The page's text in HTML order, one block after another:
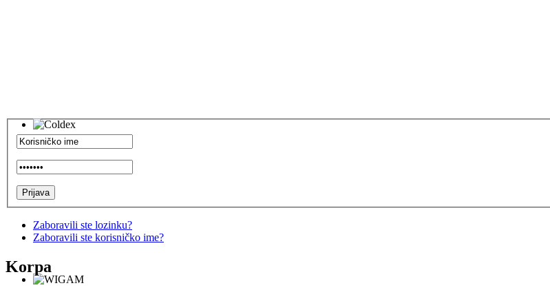
Zaboravili ste lozinku?
Zaboravili ste korisničko ime?
Korpa